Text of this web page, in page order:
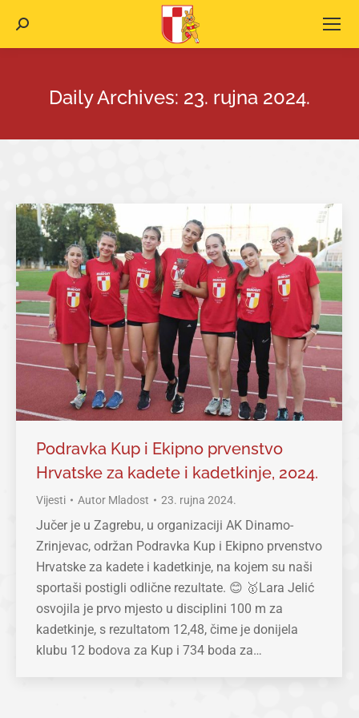
Search:
Daily Archives: 23. rujna 2024.
Podravka Kup i Ekipno prvenstvo
Hrvatske za kadete i kadetkinje, 2024.
Vijesti Autor Mladost 23. rujna 2024.
Jučer je u Zagrebu, u organizaciji AK Dinamo-
Zrinjevac, održan Podravka Kup i Ekipno prvenstvo
Hrvatske za kadete i kadetkinje, na kojem su naši
sportaši postigli odlične rezultate. 😊 🥇Lara Jelić
osvojila je prvo mjesto u disciplini 100 m za
kadetkinje, s rezultatom 12,48, čime je donijela
klubu 12 bodova za Kup i 734 boda za…